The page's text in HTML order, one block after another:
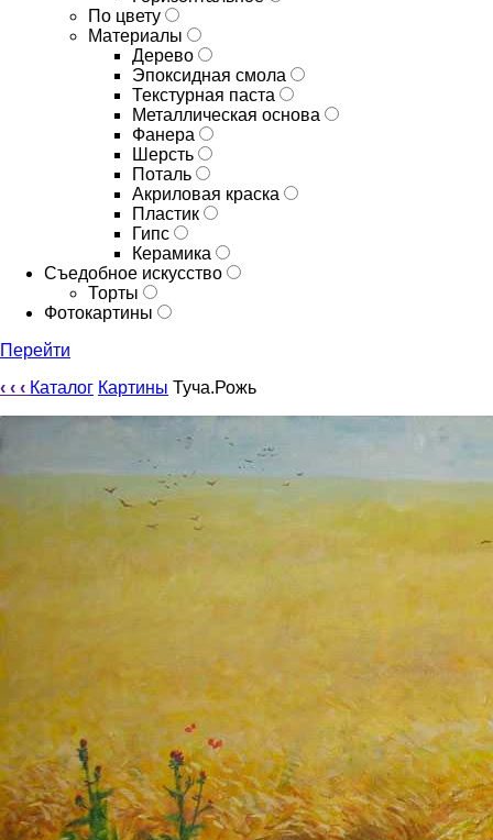
По цвету
Материалы
Дерево
Эпоксидная смола
Текстурная паста
Металлическая основа
Фанера
Шерсть
Поталь
Акриловая краска
Пластик
Гипс
Керамика
Съедобное искусство
Торты
Фотокартины
Перейти
‹ ‹ ‹ Каталог Картины Туча.Рожь